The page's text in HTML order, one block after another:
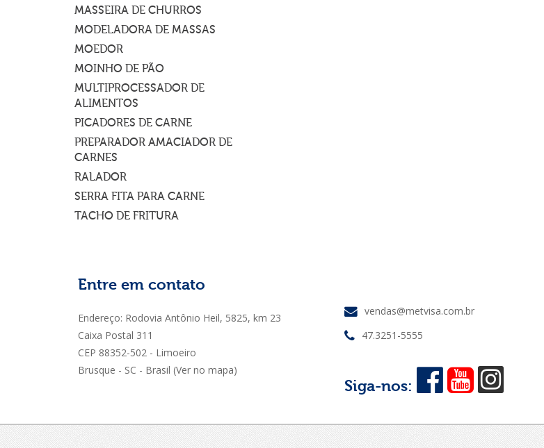
MASSEIRA DE CHURROS
MODELADORA DE MASSAS
MOEDOR
MOINHO DE PÃO
MULTIPROCESSADOR DE
ALIMENTOS
PICADORES DE CARNE
PREPARADOR AMACIADOR DE
CARNES
RALADOR
SERRA FITA PARA CARNE
TACHO DE FRITURA
Entre em contato
Endereço: Rodovia Antônio Heil, 5825, km 23
Caixa Postal 311
CEP 88352-502 - Limoeiro
Brusque - SC - Brasil (Ver no mapa)
vendas@metvisa.com.br
47.3251-5555
Siga-nos: